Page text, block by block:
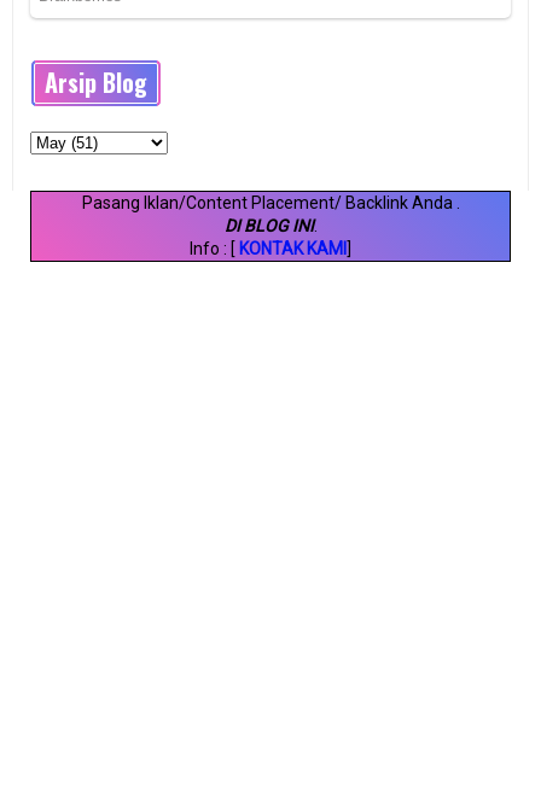
Arsip Blog
Pasang Iklan/Content Placement/ Backlink Anda
DI BLOG INI.
Info : [ KONTAK KAMI ]